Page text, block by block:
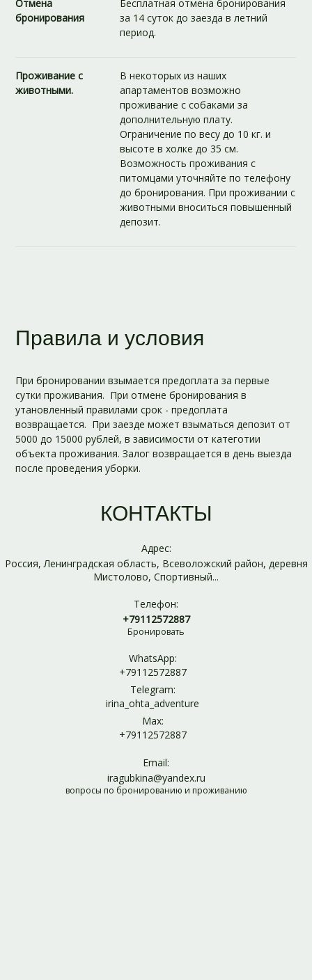
Отмена
бронирования
Бесплатная отмена бронирования
за 14 суток до заезда в летний
период.
Проживание с
животными.
В некоторых из наших
апартаментов возможно
проживание с собаками за
дополнительную плату.
Ограничение по весу до 10 кг. и
высоте в холке до 35 см.
Возможность проживания с
питомцами уточняйте по телефону
до бронирования. При проживании с
животными вноситься повышенный
депозит.
Правила и условия
При бронировании взымается предоплата за первые
сутки проживания. При отмене бронирования в
утановленный правилами срок - предоплата
возвращается. При заезде может взыматься депозит от
5000 до 15000 рублей, в зависимости от категотии
объекта проживания. Залог возвращается в день выезда
после проведения уборки.
КОНТАКТЫ
Адрес:
Россия, Ленинградская область, Всеволожский район, деревня
Мистолово, Спортивный...
Телефон:
+79112572887
Бронировать
WhatsApp:
+79112572887
Telegram:
irina_ohta_adventure
Max:
+79112572887
Email:
iragubkina@yandex.ru
вопросы по бронированию и проживанию